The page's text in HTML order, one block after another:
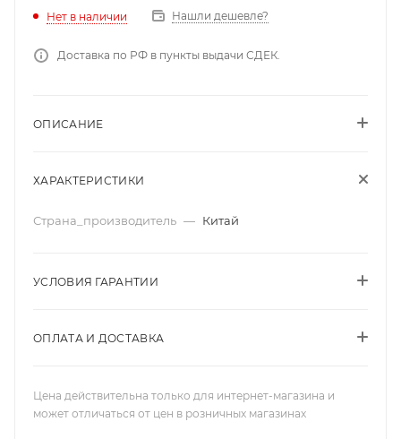
Нет в наличии Нашли дешевле?
Доставка по РФ в пункты выдачи СДЕК.
ОПИСАНИЕ
ХАРАКТЕРИСТИКИ
Страна_производитель — Китай
УСЛОВИЯ ГАРАНТИИ
ОПЛАТА И ДОСТАВКА
Цена действительна только для интернет-магазина и
может отличаться от цен в розничных магазинах